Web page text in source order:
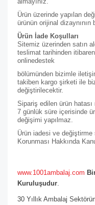
Ürün üzerinde yapılan
ürünün orijinal dizaynının
Ürün İade Koşulları
Sitemiz üzerinden satın
teslimat tarihinden
onlinedestek
bölümünden bizimle
takiben kargo şirketi ile
değiştirilecektir.
Sipariş edilen ürün
7 günlük süre içerisinde
değişimi yapılmaz.
Ürün iadesi ve değiştirme
Korunması Hakkında
www.1001ambalaj.com
Kuruluşudur.
30 Yıllık Ambalaj